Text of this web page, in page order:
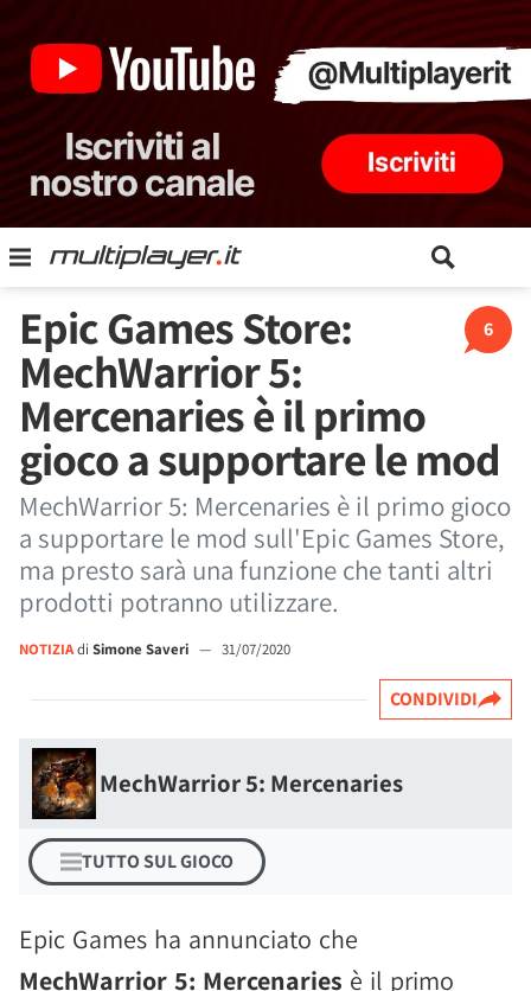
6
Epic Games Store:
MechWarrior 5:
Mercenaries è il primo
gioco a supportare le mod
MechWarrior 5: Mercenaries è il primo gioco
a supportare le mod sull'Epic Games Store,
ma presto sarà una funzione che tanti altri
prodotti potranno utilizzare.
NOTIZIAdi Simone Saveri — 31/07/2020
CONDIVIDI
MechWarrior 5: Mercenaries
TUTTO SUL GIOCO
Epic Games ha annunciato che
MechWarrior 5: Mercenaries è il primo